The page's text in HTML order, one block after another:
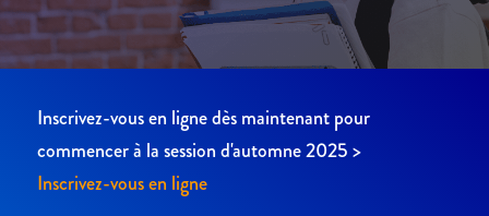
Inscrivez-vous en ligne dès maintenant pour
commencer à la session d'automne 2025 >
Inscrivez-vous en ligne